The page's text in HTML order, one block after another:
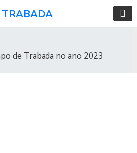
de Trabada no ano 2023